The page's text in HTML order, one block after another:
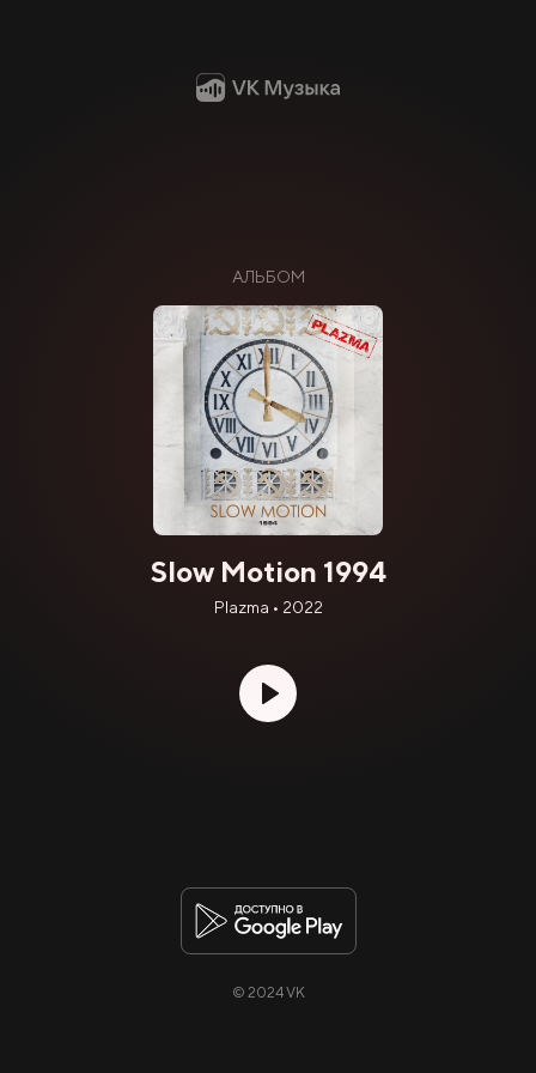
АЛЬБОМ
Slow Motion 1994
Plazma • 2022
© 2024 VK